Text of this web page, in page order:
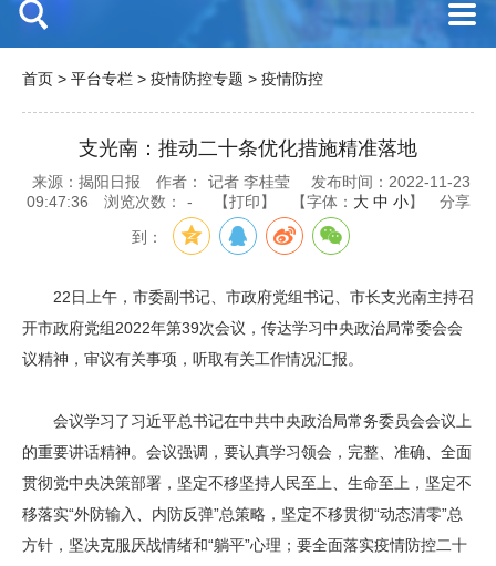
首页 > 平台专栏 > 疫情防控专题 > 疫情防控
支光南：推动二十条优化措施精准落地
来源：揭阳日报 作者： 记者 李桂莹
发布时间：2022-11-23
09:47:36
浏览次数： - 【打印】 【字体： 大 中 小】 分享
到：
22日上午，市委副书记、市政府党组书记、市长支光南主持召
开市政府党组2022年第39次会议，传达学习中央政治局常委会会
议精神，审议有关事项，听取有关工作情况汇报。
会议学习了习近平总书记在中共中央政治局常务委员会会议上
的重要讲话精神。会议强调，要认真学习领会，完整、准确、全面
贯彻党中央决策部署，坚定不移坚持人民至上、生命至上，坚定不
移落实“外防输入、内防反弹”总策略，坚定不移贯彻“动态清零”总
方针，坚决克服厌战情绪和“躺平”心理；要全面落实疫情防控二十